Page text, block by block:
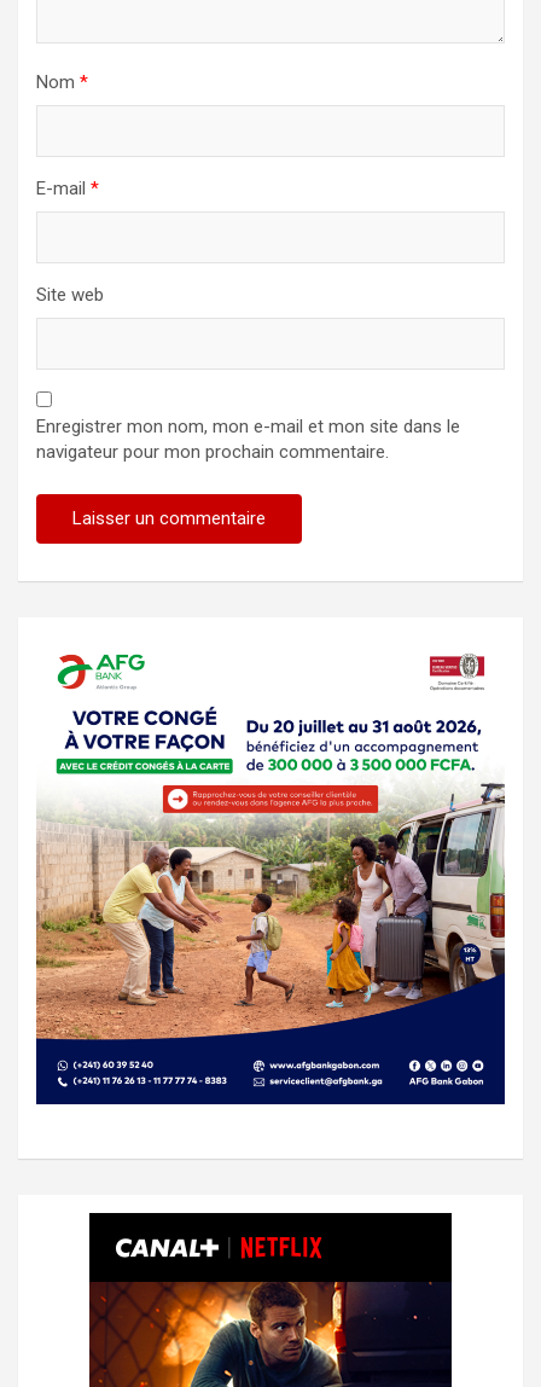
Nom *
E-mail *
Site web
Enregistrer mon nom, mon e-mail et mon site dans le
navigateur pour mon prochain commentaire.